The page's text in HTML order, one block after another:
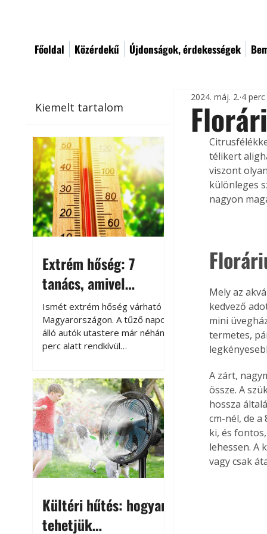
Főoldal Közérdekű Újdonságok, érdekességek
Kiemelt tartalom
Extrém hőség: 7
tanács, amivel
megóvhatjuk
autónkat a nyári
károktól
Ismét extrém hőség várható
Magyarországon. A tűző napon
álló autók utastere már néhány
perc alatt rendkívül
megközelítheti. Ez nemcsak a
beszállást teszi kellemetlenné,
hanem az autó állapotára és a
benne hagyott tárgyakra is
káros hatással lehet. Néhány
egyszerű óvintézkedéssel
azonban jelentősen
csökkenthetjük a hőség káros
Kültéri hűtés: hogyan
tehetjük
2024. máj. 2. 4
télikert
viszont
különleges
nagyon
Mely az
kedvező
mini
termetes,
A zárt,
össze. A
hossza
cm-nél, de
ki, és
lehessen. A
vagy csak